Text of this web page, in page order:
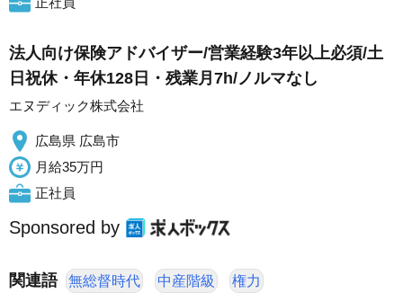
法人向け保険アドバイザー/営業経験3年以上必須/土
日祝休・年休128日・残業月7h/ノルマなし
エヌディック株式会社
広島県 広島市
月給35万円
正社員
Sponsored by
関連語 無総督時代 中産階級 権力